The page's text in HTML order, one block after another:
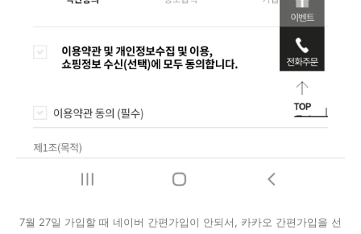
7월 27일 가입할 때 네이버 간편가입이 안되서, 카카오 간편가입을 선